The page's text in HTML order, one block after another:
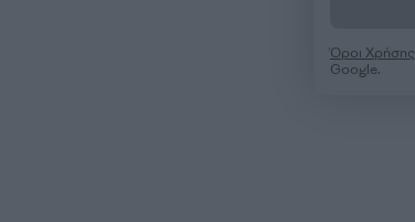
Όροι Χρήσης
Google.